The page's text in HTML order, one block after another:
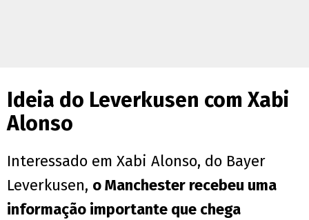
Ideia do Leverkusen com Xabi
Alonso
Interessado em Xabi Alonso, do Bayer
Leverkusen, o Manchester recebeu uma
informação importante que chega